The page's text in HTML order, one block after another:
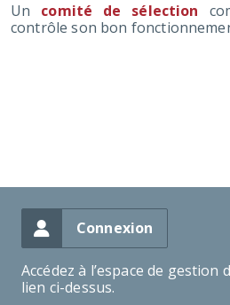
Un comité de sélection
contrôle son bon
Connexion
Accédez à l’espace de gestion
lien ci-dessus.